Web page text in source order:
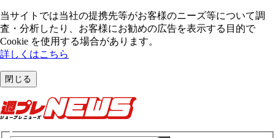
当サイトでは当社の提携先等がお客様のニーズ等について調
査・分析したり、お客様にお勧めの広告を表⽰する⽬的で
Cookie を使⽤する場合があります。
詳しくはこちら
閉じる